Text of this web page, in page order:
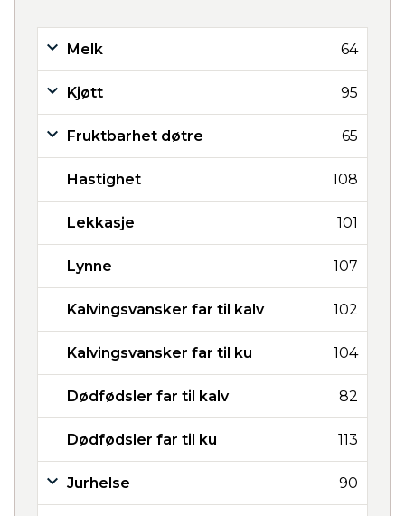
Melk 64
Kjøtt 95
Fruktbarhet døtre 65
Hastighet 108
Lekkasje 101
Lynne 107
Kalvingsvansker far til kalv 102
Kalvingsvansker far til ku 104
Dødfødsler far til kalv 82
Dødfødsler far til ku 113
Jurhelse 90